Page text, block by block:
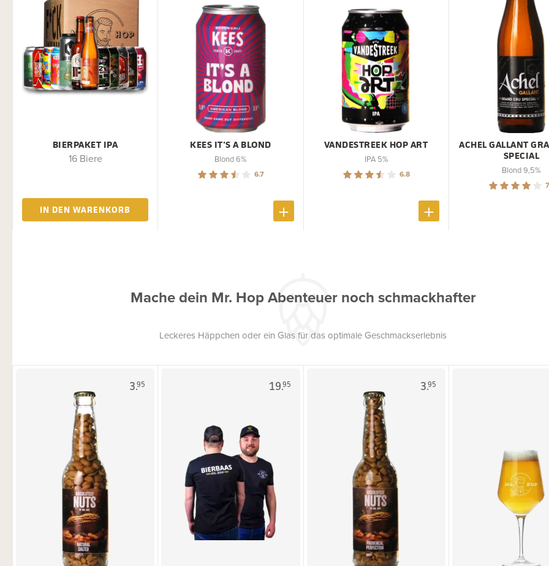
BIERPAKET IPA
16 Biere
IN DEN WARENKORB
KEES IT'S A BLOND
Blond 6%
6.7
VANDESTREEK HOP ART
IPA 5%
6.8
ACHEL GALLANT
SPECIAL
Blond 9,5%
Mache dein Mr. Hop Abenteuer noch schmackhafter
Leckeres Häppchen oder ein Glas für das optimale Geschmackserlebnis
3.95 19.95 3.95